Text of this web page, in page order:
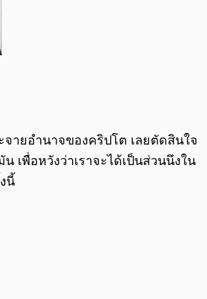
ายอำนาจของคริปโต เลยตัดสินใจ
เพื่อหวังว่าเราจะได้เป็นส่วนนึงใน
นี้